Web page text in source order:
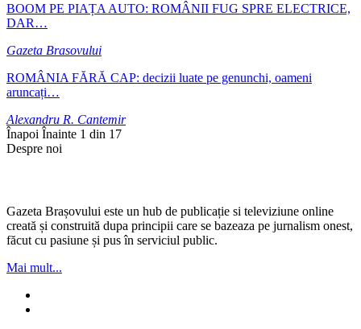
BOOM PE PIAȚA AUTO: ROMÂNII FUG SPRE ELECTRICE,
DAR…
Gazeta Brasovului
ROMÂNIA FĂRĂ CAP: decizii luate pe genunchi, oameni
aruncați…
Alexandru R. Cantemir
Înapoi Înainte 1 din 17
Despre noi
Gazeta Brașovului este un hub de publicație si televiziune online
creată și construită dupa principii care se bazeaza pe jurnalism onest,
făcut cu pasiune și pus în serviciul public.
Mai mult...